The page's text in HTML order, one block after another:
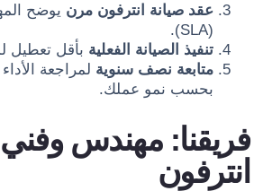
عقد صيانة انترفون مرن يوضح
(SLA).
تنفيذ الصيانة الفعلية بأقل تعطيل
متابعة نصف سنوية لمراجعة
بحسب نمو عملك.
فريقنا: مهندس
انترفون